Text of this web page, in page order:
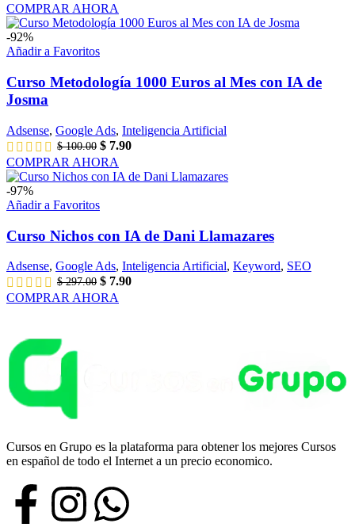
COMPRAR AHORA
-92%
Añadir a Favoritos
Curso Metodología 1000 Euros al Mes con IA de
Josma
Adsense, Google Ads, Inteligencia Artificial
$100.00 $ 7.90
COMPRAR AHORA
-97%
Añadir a Favoritos
Curso Nichos con IA de Dani Llamazares
Adsense, Google Ads, Inteligencia Artificial, Keyword, SEO
$297.00 $ 7.90
COMPRAR AHORA
Cursos en Grupo es la plataforma para obtener los mejores Cursos
en español de todo el Internet a un precio economico.